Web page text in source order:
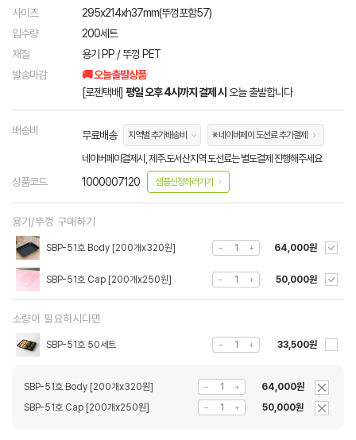
사이즈
295x214xh37mm(뚜껑포함57)
입수량
200세트
재질
용기 PP / 뚜껑 PET
발송마감
🚚 오늘출발상품
[로젠택배] 평일 오후 4시까지 결제 시 오늘 출발합니다
배송비 무료배송 지역별 추가배송비 ※ 네이버페이 도선료 추가결제
네이버페이결제시, 제주.도서산지역 도선료는 별도결제 진행해주세요
상품코드 1000007120 샘플신청하러가기
용기/뚜껑 구매하기
SBP-51호 Body [200개x320원] 64,000원
SBP-51호 Cap [200개x250원] 50,000원
소량이 필요하시다면
SBP-51호 50세트 33,500원
SBP-51호 Body [200개x320원]
64,000원
SBP-51호 Cap [200개x250원]
50,000원